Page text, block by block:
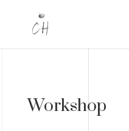
Workshop